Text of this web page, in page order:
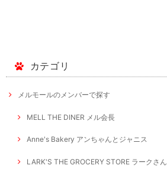
カテゴリ
メルモールのメンバーで探す
MELL THE DINER メル会長
Anne's Bakery アンちゃんとジャニス
LARK'S THE GROCERY STORE ラークさん